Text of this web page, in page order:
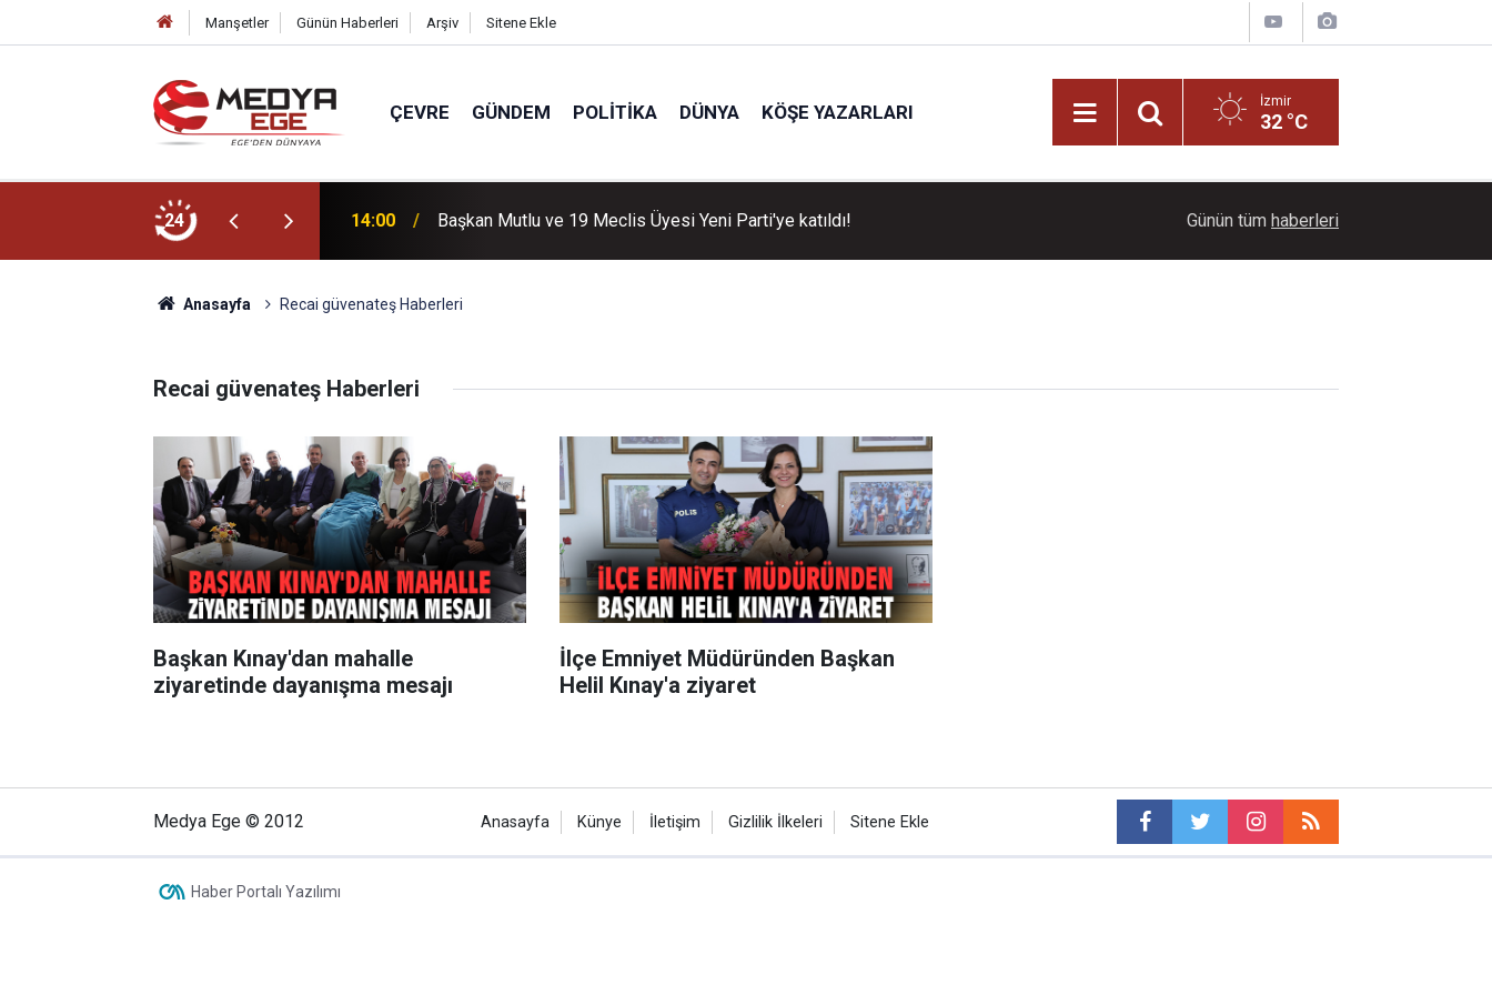
Manşetler Günün Haberleri Arşiv Sitene Ekle
ÇEVRE GÜNDEM POLITIKA DÜNYA KÖŞE YAZARLARI İzmir
32 °C
24 14:00 Başkan Mutlu ve 19 Meclis Üyesi Yeni Parti'ye katıldı! Cumhurbaşkanı Erdoğan Bin Selman ile görüştü!
Günün tüm haberleri
Anasayfa Recai güvenateş Haberleri
Recai güvenateş Haberleri
Başkan Kınay'dan mahalle
ziyaretinde dayanışma mesajı
İlçe Emniyet Müdüründen Başkan
Helil Kınay'a ziyaret
Medya Ege © 2012 Anasayfa Künye İletişim Gizlilik İlkeleri Sitene Ekle
Haber Portalı Yazılımı